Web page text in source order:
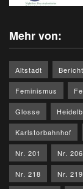
Mehr von:
Altstadt Bericht
Feminismus
Glosse
Karlstorbahnhof
Nr. 201 Nr. 206
Nr. 218 Nr. 219